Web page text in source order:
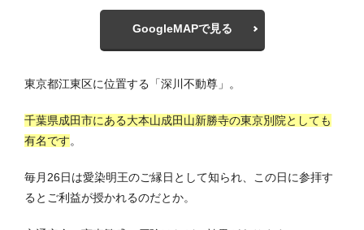
GoogleMAPで見る
東京都江東区に位置する「深川不動尊」。
千葉県成田市にある大本山成田山新勝寺の東京別院としても
有名です。
毎月26日は愛染明王のご縁日として知られ、この日に参拝す
るとご利益が授かれるのだとか。